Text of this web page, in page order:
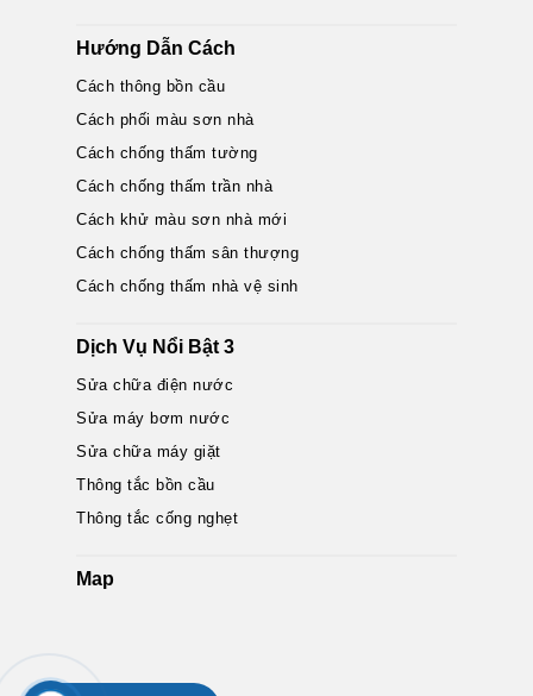
Hướng Dẫn Cách
Cách thông bồn cầu
Cách phối màu sơn nhà
Cách chống thấm tường
Cách chống thấm trần nhà
Cách khử màu sơn nhà mới
Cách chống thấm sân thượng
Cách chống thấm nhà vệ sinh
Dịch Vụ Nổi Bật 3
Sửa chữa điện nước
Sửa máy bơm nước
Sửa chữa máy giặt
Thông tắc bồn cầu
Thông tắc cống nghẹt
Map